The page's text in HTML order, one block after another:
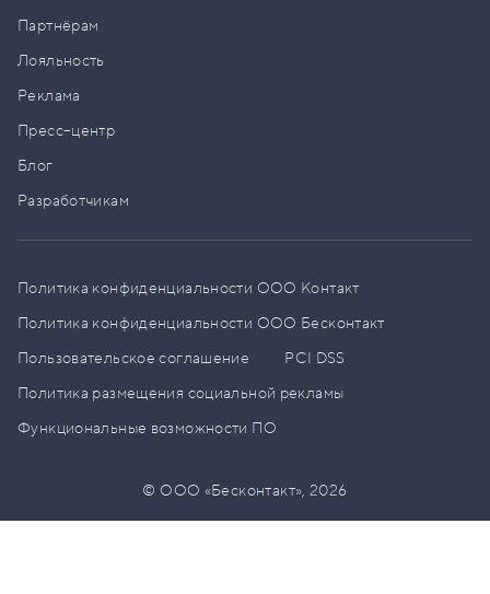
Партнёрам
Лояльность
Реклама
Пресс–центр
Блог
Разработчикам
Политика конфиденциальности ООО Контакт
Политика конфиденциальности ООО Бесконтакт
Пользовательское соглашение
PCI DSS
Политика размещения социальной рекламы
Функциональные возможности ПО
© ООО «Бесконтакт»,2026